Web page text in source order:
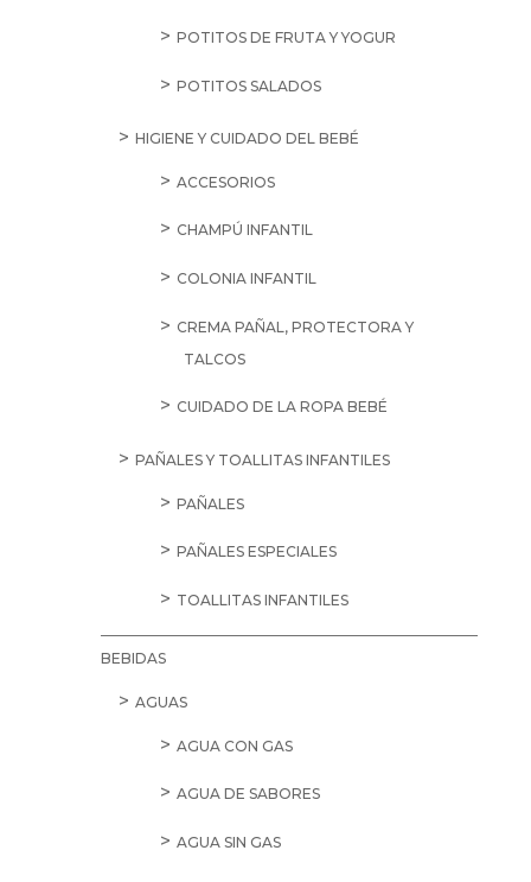
POTITOS DE FRUTA Y YOGUR
POTITOS SALADOS
HIGIENE Y CUIDADO DEL BEBÉ
ACCESORIOS
CHAMPÚ INFANTIL
COLONIA INFANTIL
CREMA PAÑAL, PROTECTORA Y
TALCOS
CUIDADO DE LA ROPA BEBÉ
PAÑALES Y TOALLITAS INFANTILES
PAÑALES
PAÑALES ESPECIALES
TOALLITAS INFANTILES
BEBIDAS
AGUAS
AGUA CON GAS
AGUA DE SABORES
AGUA SIN GAS